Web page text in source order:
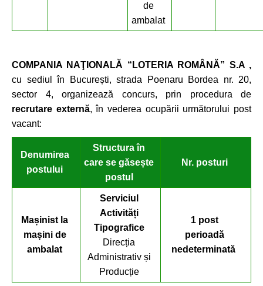
de
ambalat
COMPANIA NAŢIONALĂ “LOTERIA ROMÂNĂ” S.A ,
cu sediul în București, strada Poenaru Bordea nr. 20,
sector 4, organizează concurs, prin procedura de
recrutare externă, în vederea ocupării următorului post
vacant:
Denumirea
postului
Structura în
care se găsește
postul
Nr. posturi
Mașinist la
mașini de
ambalat
Serviciul
Activități
Tipografice
Direcția
Administrativ și
Producție
1 post
perioadă
nedeterminată